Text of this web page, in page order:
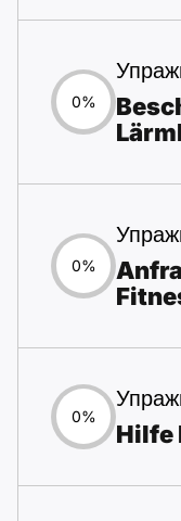
0%
0%
0%
Hilfe